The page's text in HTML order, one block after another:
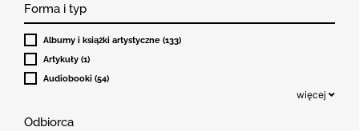
Forma i typ
Albumy i książki artystyczne (133)
Artykuły (1)
Audiobooki (54)
więcej
Odbiorca